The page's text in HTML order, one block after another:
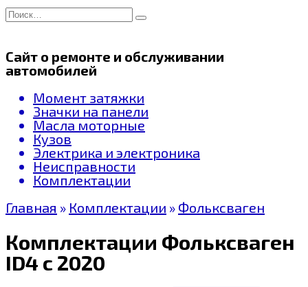
Перейти
к
Search
for:
Сайт о ремонте и обслуживании
автомобилей
Момент затяжки
Значки на панели
Масла моторные
Кузов
Электрика и электроника
Неисправности
Комплектации
Главная » Комплектации » Фольксваген
Комплектации Фольксваген
ID4 c 2020